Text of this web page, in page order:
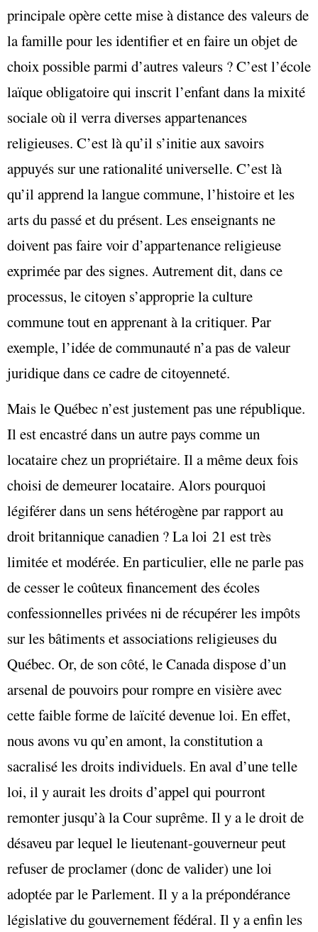
principale opère cette mise à distance des valeurs de
la famille pour les identifier et en faire un objet de
choix possible parmi d’autres valeurs ? C’est l’école
laïque obligatoire qui inscrit l’enfant dans la mixité
sociale où il verra diverses appartenances
religieuses. C’est là qu’il s’initie aux savoirs
appuyés sur une rationalité universelle. C’est là
qu’il apprend la langue commune, l’histoire et les
arts du passé et du présent. Les enseignants ne
doivent pas faire voir d’appartenance religieuse
exprimée par des signes. Autrement dit, dans ce
processus, le citoyen s’approprie la culture
commune tout en apprenant à la critiquer. Par
exemple, l’idée de communauté n’a pas de valeur
juridique dans ce cadre de citoyenneté.
Mais le Québec n’est justement pas une république.
Il est encastré dans un autre pays comme un
locataire chez un propriétaire. Il a même deux fois
choisi de demeurer locataire. Alors pourquoi
légiférer dans un sens hétérogène par rapport au
droit britannique canadien ? La loi 21 est très
limitée et modérée. En particulier, elle ne parle pas
de cesser le coûteux financement des écoles
confessionnelles privées ni de récupérer les impôts
sur les bâtiments et associations religieuses du
Québec. Or, de son côté, le Canada dispose d’un
arsenal de pouvoirs pour rompre en visière avec
cette faible forme de laïcité devenue loi. En effet,
nous avons vu qu’en amont, la constitution a
sacralisé les droits individuels. En aval d’une telle
loi, il y aurait les droits d’appel qui pourront
remonter jusqu’à la Cour suprême. Il y a le droit de
désaveu par lequel le lieutenant-gouverneur peut
refuser de proclamer (donc de valider) une loi
adoptée par le Parlement. Il y a la prépondérance
législative du gouvernement fédéral. Il y a enfin les